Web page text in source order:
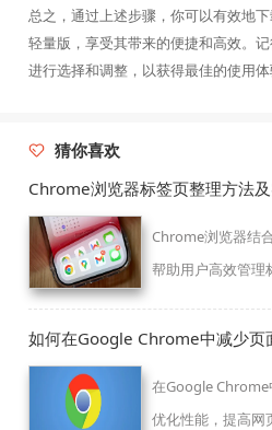
总之，通过上述步骤，你可以有效地
轻量版，享受其带来的便捷和高效。
进行选择和调整，以获得最佳的使用体
猜你喜欢
Chrome浏览器标签页整理方法
Chrome浏览器结
帮助用户高效管理
如何在Google Chrome中减少页
在Google Chrome
优化性能，提高网